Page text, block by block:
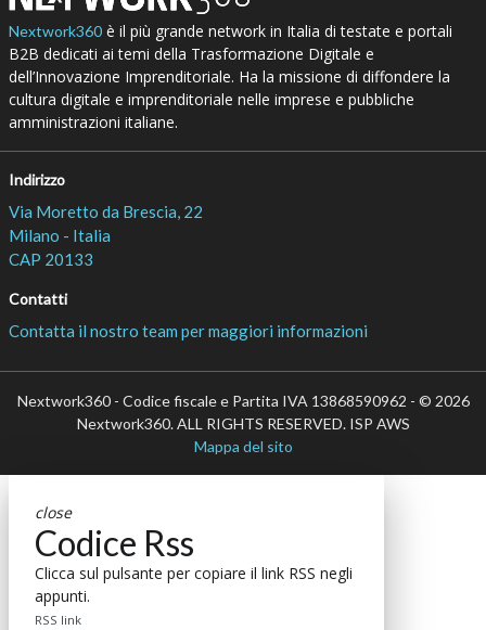
Nextwork360è il più grande network in Italia di testate e portali
B2B dedicati ai temi della Trasformazione Digitale e
dell’Innovazione Imprenditoriale. Ha la missione di diffondere la
cultura digitale e imprenditoriale nelle imprese e pubbliche
amministrazioni italiane.
Indirizzo
Via Moretto da Brescia, 22
Milano - Italia
CAP 20133
Contatti
Contatta il nostro team per maggiori informazioni
Nextwork360 - Codice fiscale e Partita IVA 13868590962 - © 2026
Nextwork360. ALL RIGHTS RESERVED. ISP AWS
Mappa del sito
close
Codice Rss
Clicca sul pulsante per copiare il link RSS negli
appunti.
RSS link